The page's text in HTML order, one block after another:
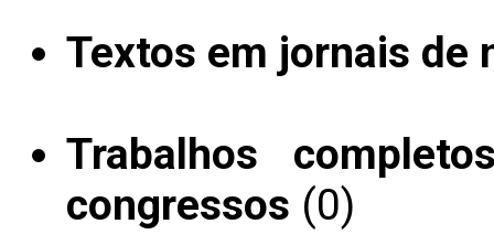
Textos em jornais
Trabalhos
congressos (0)